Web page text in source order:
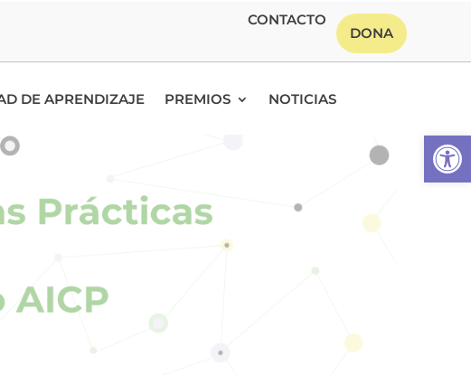
CONTACTO
DONA
DE APRENDIZAJE PREMIOS NOTICIAS